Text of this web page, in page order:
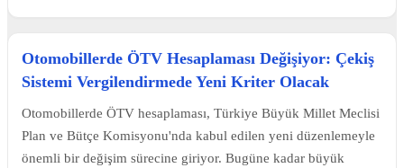
Otomobillerde ÖTV Hesaplaması Değişiyor: Çekiş
Sistemi Vergilendirmede Yeni Kriter Olacak
Otomobillerde ÖTV hesaplaması, Türkiye Büyük Millet Meclisi
Plan ve Bütçe Komisyonu'nda kabul edilen yeni düzenlemeyle
önemli bir değişim sürecine giriyor. Bugüne kadar büyük